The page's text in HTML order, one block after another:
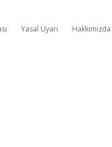
Yasal Uyarı Hakkımızda